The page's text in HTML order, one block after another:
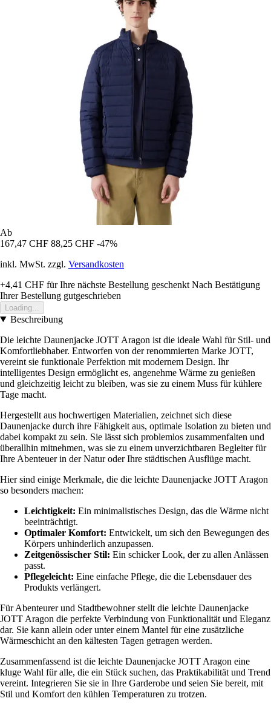
Ab
167,47 CHF 88,25 CHF -47%
inkl. MwSt. zzgl. Versandkosten
+4,41 CHF für Ihre nächste Bestellung geschenkt Nach Bestätigung
Ihrer Bestellung gutgeschrieben
Loading...
Beschreibung
Die leichte Daunenjacke JOTT Aragon ist die ideale Wahl für Stil- und
Komfortliebhaber. Entworfen von der renommierten Marke JOTT,
vereint sie funktionale Perfektion mit modernem Design. Ihr
intelligentes Design ermöglicht es, angenehme Wärme zu genießen
und gleichzeitig leicht zu bleiben, was sie zu einem Muss für kühlere
Tage macht.
Hergestellt aus hochwertigen Materialien, zeichnet sich diese
Daunenjacke durch ihre Fähigkeit aus, optimale Isolation zu bieten und
dabei kompakt zu sein. Sie lässt sich problemlos zusammenfalten und
überallhin mitnehmen, was sie zu einem unverzichtbaren Begleiter für
Ihre Abenteuer in der Natur oder Ihre städtischen Ausflüge macht.
Hier sind einige Merkmale, die die leichte Daunenjacke JOTT Aragon
so besonders machen:
Leichtigkeit: Ein minimalistisches Design, das die Wärme nicht
beeinträchtigt.
Optimaler Komfort: Entwickelt, um sich den Bewegungen des
Körpers unhinderlich anzupassen.
Zeitgenössischer Stil: Ein schicker Look, der zu allen Anlässen
passt.
Pflegeleicht: Eine einfache Pflege, die die Lebensdauer des
Produkts verlängert.
Für Abenteurer und Stadtbewohner stellt die leichte Daunenjacke
JOTT Aragon die perfekte Verbindung von Funktionalität und Eleganz
dar. Sie kann allein oder unter einem Mantel für eine zusätzliche
Wärmeschicht an den kältesten Tagen getragen werden.
Zusammenfassend ist die leichte Daunenjacke JOTT Aragon eine
kluge Wahl für alle, die ein Stück suchen, das Praktikabilität und Trend
vereint. Integrieren Sie sie in Ihre Garderobe und seien Sie bereit, mit
Stil und Komfort den kühlen Temperaturen zu trotzen.